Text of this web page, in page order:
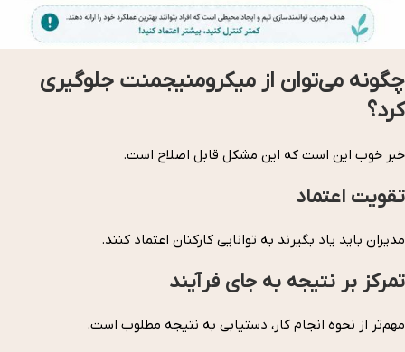
چگونه می‌توان از میکرومنیجمنت جلوگیری
کرد؟
خبر خوب این است که این مشکل قابل اصلاح است.
تقویت اعتماد
مدیران باید یاد بگیرند به توانایی کارکنان اعتماد کنند.
تمرکز بر نتیجه به جای فرآیند
مهم‌تر از نحوه انجام کار، دستیابی به نتیجه مطلوب است.